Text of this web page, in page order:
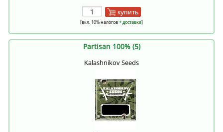
купить
[вкл. 10% налогов+ доставка]
Partisan 100% (5)
Kalashnikov Seeds